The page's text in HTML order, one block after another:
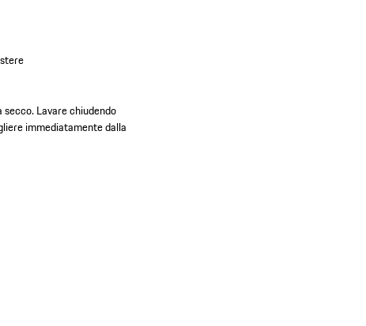
Lavare chiudendo
immediatamente dalla